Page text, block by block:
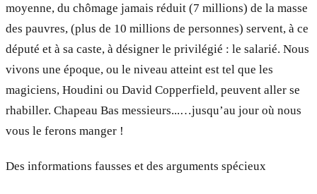
moyenne, du chômage jamais réduit (7 millions) de la masse
des pauvres, (plus de 10 millions de personnes) servent, à ce
député et à sa caste, à désigner le privilégié : le salarié. Nous
vivons une époque, ou le niveau atteint est tel que les
magiciens, Houdini ou David Copperfield, peuvent aller se
rhabiller. Chapeau Bas messieurs...…jusqu’au jour où nous
vous le ferons manger !
Des informations fausses et des arguments spécieux